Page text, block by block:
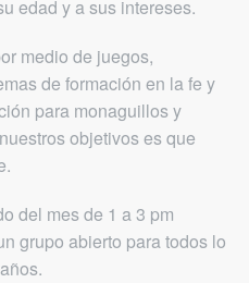
edad y a sus intereses.
medio de juegos,
de formación en la fe y
para monaguillos y
objetivos es que
del mes de 1 a 3 pm
grupo abierto para todos lo